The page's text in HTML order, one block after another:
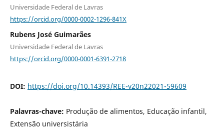
Universidade Federal de Lavras
https://orcid.org/0000-0002-1296-841X
Rubens José Guimarães
Universidade Federal de Lavras
https://orcid.org/0000-0001-6391-2718
DOI: https://doi.org/10.14393/REE-v20n22021-59609
Palavras-chave: Produção de alimentos, Educação infantil,
Extensão universistária